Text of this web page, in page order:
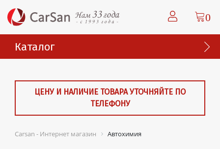
0
Каталог
ЦЕНУ И НАЛИЧИЕ ТОВАРА УТОЧНЯЙТЕ ПО
ТЕЛЕФОНУ
Carsan - Интернет магазин Автохимия